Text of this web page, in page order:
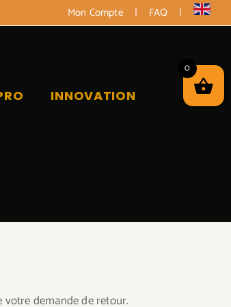
Mon Compte| FAQ |
INNOVATION
votre demande de retour.
0